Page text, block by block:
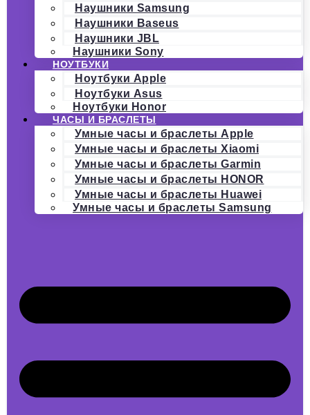
Наушники Samsung
Наушники Baseus
Наушники JBL
Наушники Sony
НОУТБУКИ
Ноутбуки Apple
Ноутбуки Asus
Ноутбуки Honor
ЧАСЫ И БРАСЛЕТЫ
Умные часы и браслеты Apple
Умные часы и браслеты Xiaomi
Умные часы и браслеты Garmin
Умные часы и браслеты HONOR
Умные часы и браслеты Huawei
Умные часы и браслеты Samsung